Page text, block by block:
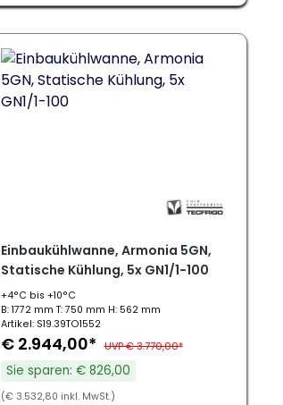
Einbaukühlwanne, Armonia 5GN,
Statische Kühlung, 5x GN1/1-100
+4°C bis +10°C
B: 1772 mm T: 750 mm H: 562 mm
Artikel: S19.39TO1552
€ 2.944,00* UVP € 3.770,00*
Sie sparen: € 826,00
(€ 3.532,80 inkl. MwSt.)